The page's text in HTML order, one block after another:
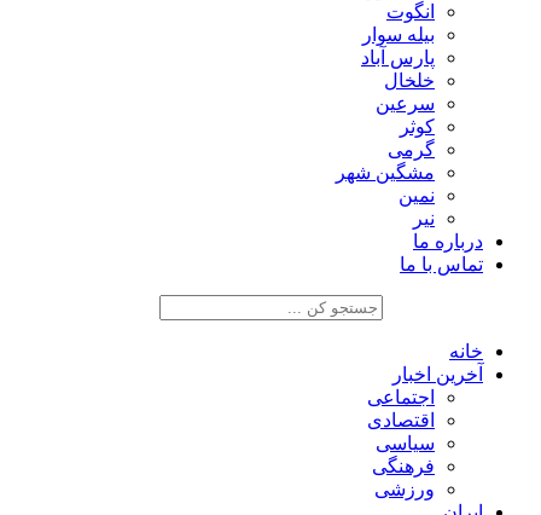
انگوت
بیله سوار
پارس آباد
خلخال
سرعین
کوثر
گرمی
مشگین شهر
نمین
نیر
درباره ما
تماس با ما
خانه
آخرین اخبار
اجتماعی
اقتصادی
سیاسی
فرهنگی
ورزشی